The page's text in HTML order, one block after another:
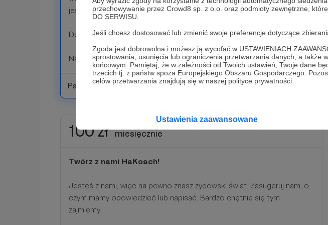
przechowywanie przez Crowd8 sp. z o.o. oraz podmioty zewnętrzne,
DO SERWISU.
Jeśli chcesz dostosować lub zmienić swoje preferencje dotyczące
Zgoda jest dobrowolna i możesz ją wycofać w USTAWIENIACH
sprostowania, usunięcia lub ograniczenia przetwarzania danych, a także
końcowym. Pamiętaj, że w zależności od Twoich ustawień, Twoje dane
trzecich tj. z państw spoza Europejskiego Obszaru Gospodarczego.
celów przetwarzania znajdują się w naszej polityce prywatności.
Ustawienia zaawansowane
jesteś bohaterem/bohaterką!
Dostaniesz także na dzień dobry kolekcjonerski znaczek HaKoach.
Nagrody z poprzednich progów także wędrują do Ciebie!
Patroni: 0 Limit: 50
100 zł miesięcznie
Twórz z nami HaKoach!
Jesteś z nami, więc na pewno znasz żydowski świat. Zasugeruj nam, o
czym mamy opowiedzieć lub napisać. Bardzo chętnie się tym
zajmiemy.